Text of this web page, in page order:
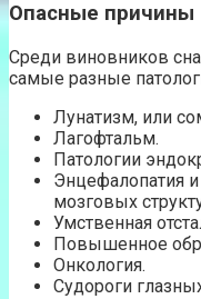
Опасные причины
Среди виновников
самые разные
Лунатизм, или
Лагофтальм.
Патологии
Энцефалопатия
мозговых
Умственная
Повышенное
Онкология.
Судороги